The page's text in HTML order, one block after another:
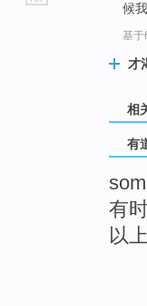
候
基
才
相
有
有
以